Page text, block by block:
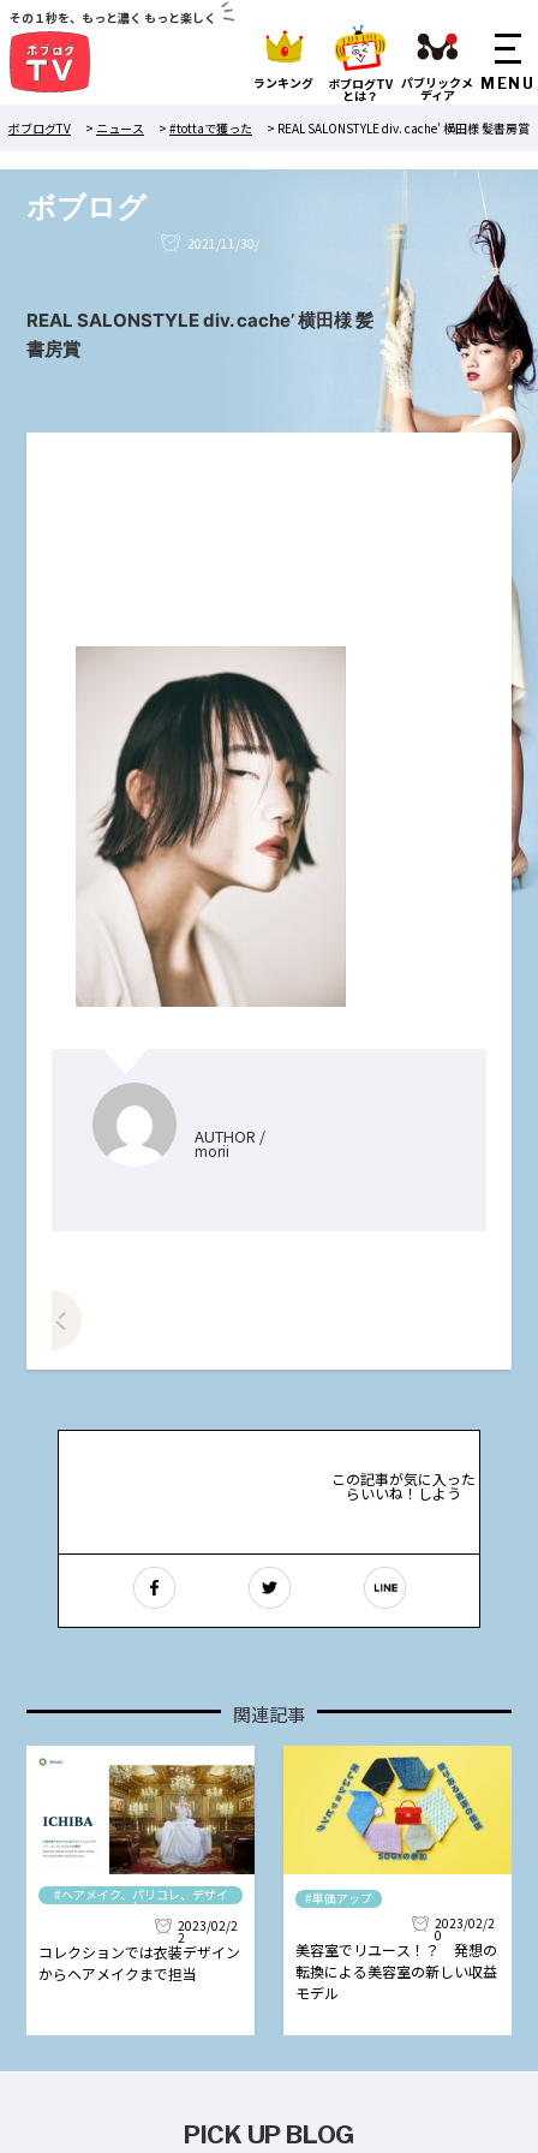
その１秒を、もっと濃く もっと楽しく
ランキング ボブログTV
とは？
パブリックメ
ディア
ボブログTV
> ニュース > #tottaで獲った > REAL SALONSTYLE div. cache’ 横田様 髪書房賞
ボブログ
2021/11/30/
REAL SALONSTYLE div. cache’ 横田様 髪
書房賞
AUTHOR /
morii
この記事が気に入った
らいいね！しよう
関連記事
#ヘアメイク、パリコレ、デザイ
ナー
2023/02/2
2
コレクションでは衣装デザイン
からヘアメイクまで担当
#単価アップ
2023/02/2
0
美容室でリユース！？ 発想の
転換による美容室の新しい収益
モデル
PICK UP BLOG